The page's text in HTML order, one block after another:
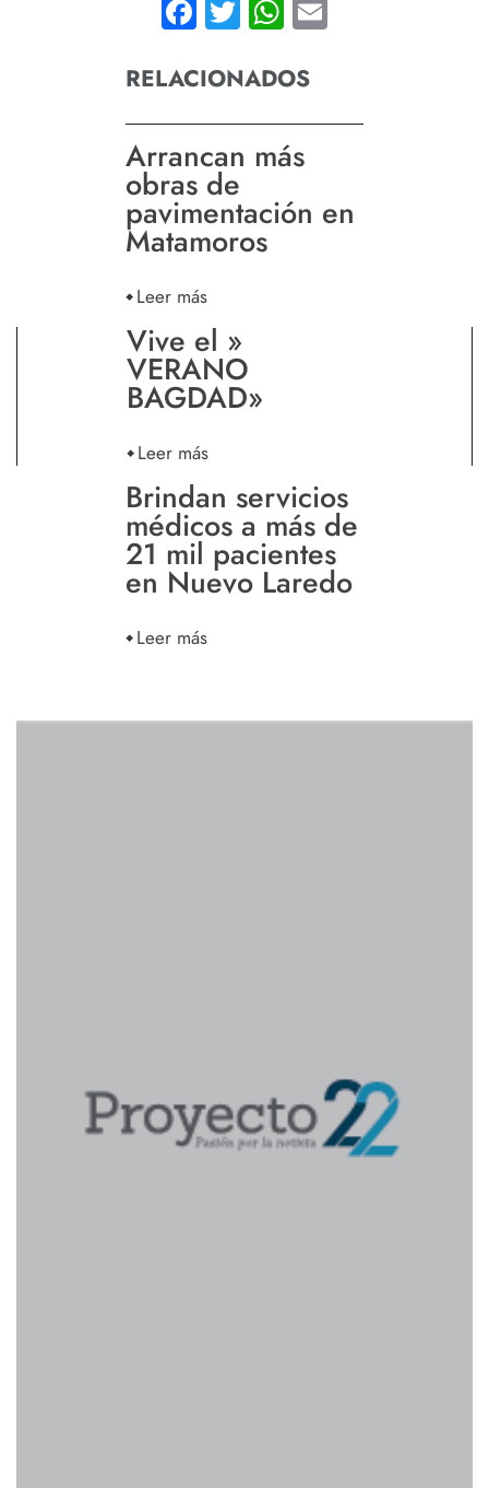
Facebook
TwitterWhatsApp
RELACIONADOS
Arrancan más
obras de
pavimentación en
Matamoros
Leer más
Vive el »
VERANO
BAGDAD»
Leer más
Brindan servicios
médicos a más de
21 mil pacientes
en Nuevo Laredo
Leer más